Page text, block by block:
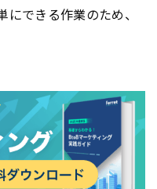
できる作業のため、